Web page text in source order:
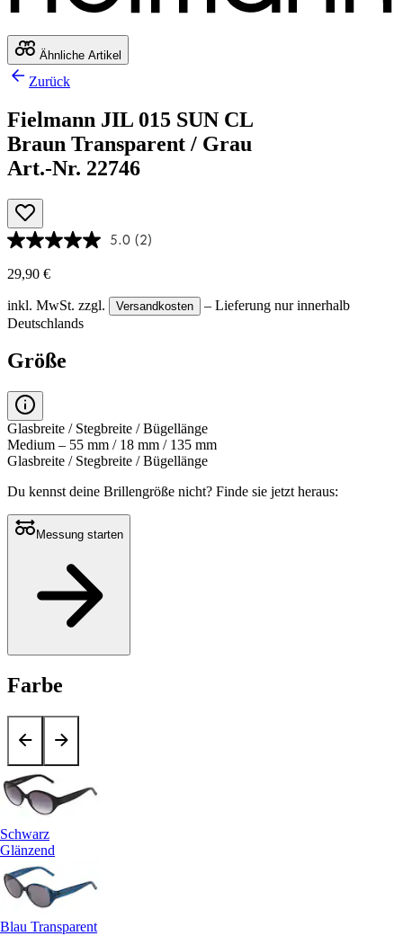
Ähnliche Artikel
Zurück
Fielmann JIL 015 SUN CL
Braun Transparent / Grau
Art.-Nr. 22746
5.0 (2)
29,90 €
inkl. MwSt. zzgl. Versandkosten
– Lieferung nur innerhalb
Deutschlands
Größe
Glasbreite / Stegbreite / Bügellänge
Medium – 55 mm / 18 mm / 135 mm
Glasbreite / Stegbreite / Bügellänge
Du kennst deine Brillengröße nicht? Finde sie jetzt heraus:
Messung starten
Farbe
Schwarz
Glänzend
Blau Transparent